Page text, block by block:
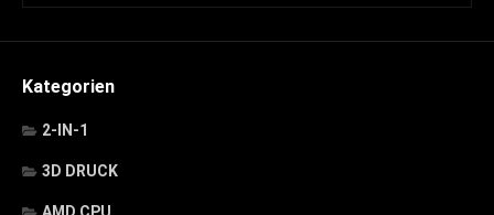
Kategorien
2-IN-1
3D DRUCK
AMD CPU